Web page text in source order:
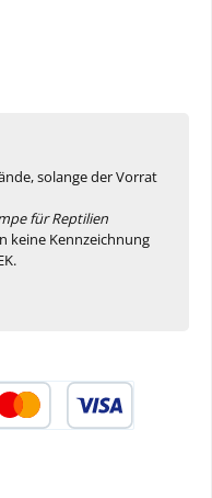
solange der Vorrat
für Reptilien
keine Kennzeichnung